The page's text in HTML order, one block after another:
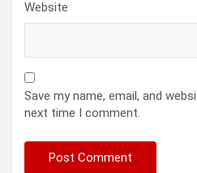
Website
Save my name, email, and
next time I comment.